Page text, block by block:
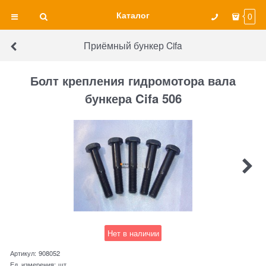
Каталог 0
Приёмный бункер Cifa
Болт крепления гидромотора вала
бункера Cifa 506
Нет в наличии
Артикул: 908052